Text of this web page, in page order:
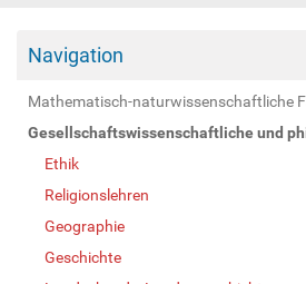
Navigation
Mathematisch-naturwissenschaftliche
Gesellschaftswissenschaftliche und
Ethik
Religionslehren
Geographie
Geschichte